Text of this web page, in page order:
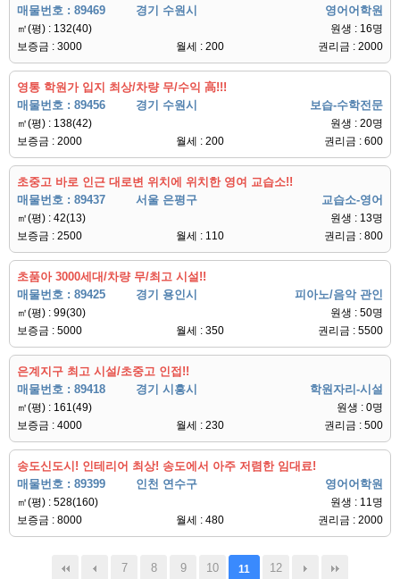
매물번호 : 89469
경기 수원시 영어어학원
㎡(평) : 132(40)
원생 : 16명
보증금 : 3000
월세 : 200 권리금 : 2000
영통 학원가 입지 최상/차량 무/수익 高!!!
매물번호 : 89456
경기 수원시 보습-수학전문
㎡(평) : 138(42)
원생 : 20명
보증금 : 2000
월세 : 200 권리금 : 600
초중고 바로 인근 대로변 위치에 위치한 영여 교습소!!
매물번호 : 89437
서울 은평구 교습소-영어
㎡(평) : 42(13)
원생 : 13명
보증금 : 2500
월세 : 110 권리금 : 800
초품아 3000세대/차량 무/최고 시설!!
매물번호 : 89425
경기 용인시 피아노/음악 관인
㎡(평) : 99(30)
원생 : 50명
보증금 : 5000
월세 : 350 권리금 : 5500
은계지구 최고 시설/초중고 인접!!
매물번호 : 89418
경기 시흥시 학원자리-시설
㎡(평) : 161(49)
원생 : 0명
보증금 : 4000
월세 : 230 권리금 : 500
송도신도시! 인테리어 최상! 송도에서 아주 저렴한 임대료!
매물번호 : 89399
인천 연수구 영어어학원
㎡(평) : 528(160)
원생 : 11명
보증금 : 8000
월세 : 480 권리금 : 2000
7 8 9 10 11 12